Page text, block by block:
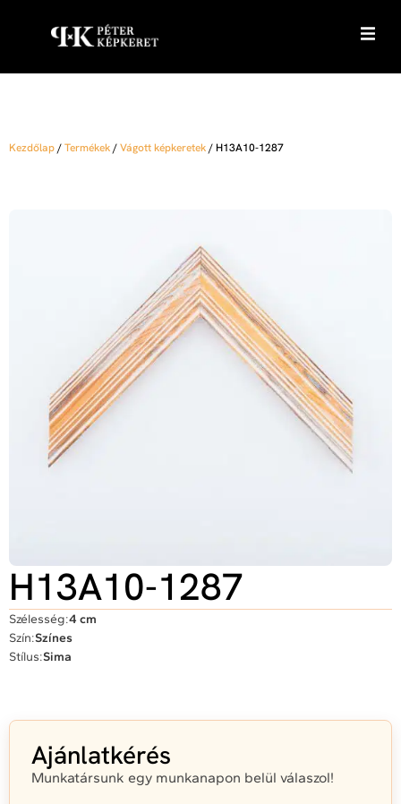
Kezdőlap/Termékek/Vágott képkeretek/H13A10-1287
H13A10-1287
Szélesség:4 cm
Szín:Színes
Stílus:Sima
Ajánlatkérés
Munkatársunk egy munkanapon belül válaszol!